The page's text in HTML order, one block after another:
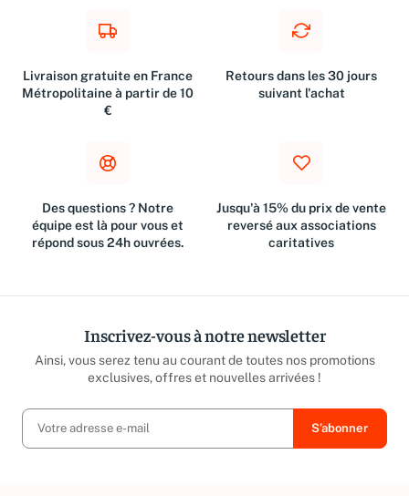
Livraison gratuite en France
Métropolitaine à partir de 10
€
Retours dans les 30 jours
suivant l'achat
Des questions ? Notre
équipe est là pour vous et
répond sous 24h ouvrées.
Jusqu'à 15% du prix de vente
reversé aux associations
caritatives
Inscrivez-vous à notre newsletter
Ainsi, vous serez tenu au courant de toutes nos promotions
exclusives, offres et nouvelles arrivées !